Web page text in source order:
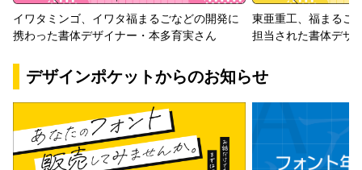
イワタミンゴ、イワタ福まるごなどの開発に
携わった書体デザイナー・本多育実さん
東亜重工、福まるご
担当された書体デザ
デザインポケットからのお知らせ